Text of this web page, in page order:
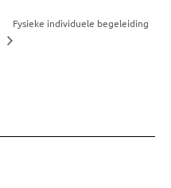
Fysieke individuele begeleiding